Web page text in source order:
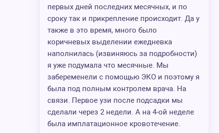
первых дней последних месячных, и по
сроку так и прикрепление происходит. Да у
также в это время, много было
коричневых выделении ежедневка
наполнилась (извиняюсь за подробности)
я уже подумала что месячные. Мы
забеременели с помощью ЭКО и поэтому я
была под полным контролем врача. На
связи. Первое узи после подсадки мы
сделали через 2 недели. А на 4-ой неделе
была имплатационное кровотечение.